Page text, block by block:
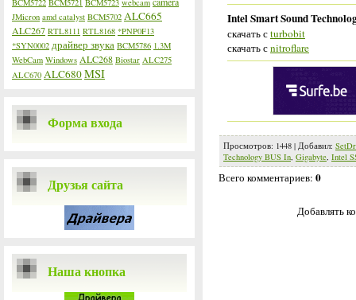
BCM5722 BCM5721 BCM5723 webcam
JMicron amd catalyst BCM5702 ALC665
ALC267 RTL8111 RTL8168 *PNP0F13
*SYN0002 драйвер звука BCM5786 1.3M
WebCam Windows ALC268 Biostar ALC275
ALC670 ALC680MSI
Форма входа
Друзья сайта
Наша кнопка
Intel Smart Sound
скачать сturbobit
скачать сnitroflare
Просмотров: 1448 | Добавил:
Technology BUS In, Gigabyte, Intel
Всего комментариев: 0
Добавлять